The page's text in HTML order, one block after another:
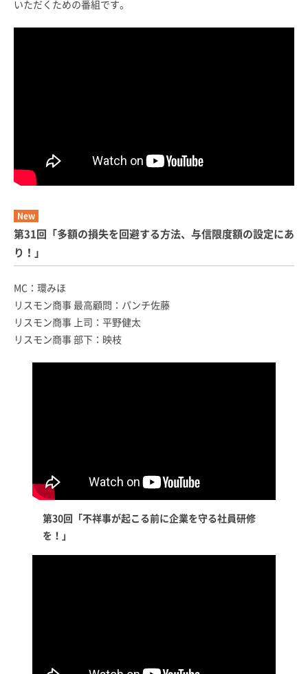
いただくための番組です。
New
第31回「多額の損失を回避する方法、与信限度額の設定にあ
り！」
MC：環みほ
リスモン商事 最高顧問：パンチ佐藤
リスモン商事 上司：平野健太
リスモン商事 部下：映枝
第30回「不祥事が起こる前に企業を守る社員研修
を！」